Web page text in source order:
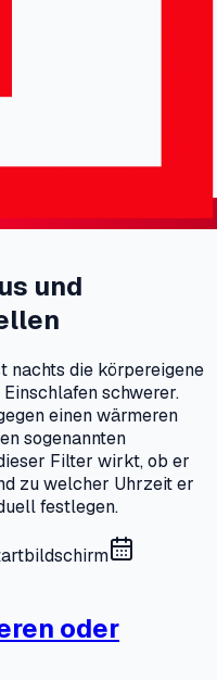
und
nachts die körpereigene
schwerer.
einen wärmeren
sogenannten
Filter wirkt, ob er
zu welcher Uhrzeit er
festlegen.
oder